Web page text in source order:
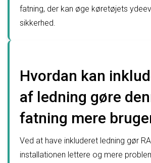
fatning, der kan øge køretøjets
sikkerhed.
Hvordan kan
af ledning gøre
fatning mere
Ved at have inkluderet ledning gør
installationen lettere og mere